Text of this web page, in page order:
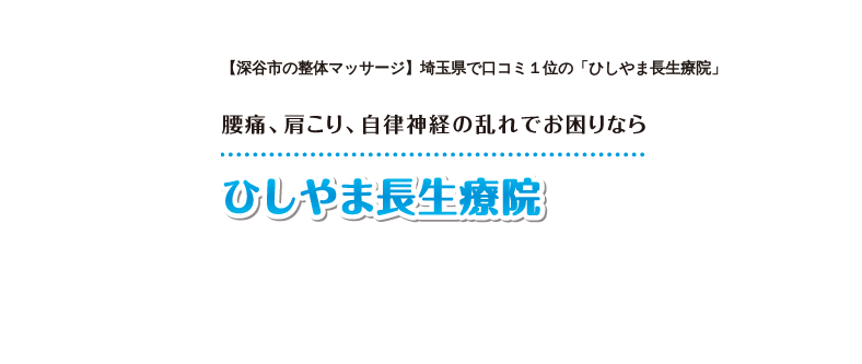
【深谷市の整体マッサージ】埼玉県で口コミ１位の「ひしやま長生療院」